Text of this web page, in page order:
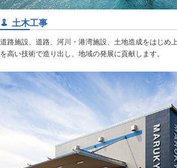
土木工事
道路施設、道路、河川・港湾施設、土地造成をはじめ
を高い技術で造り出し、地域の発展に貢献します。